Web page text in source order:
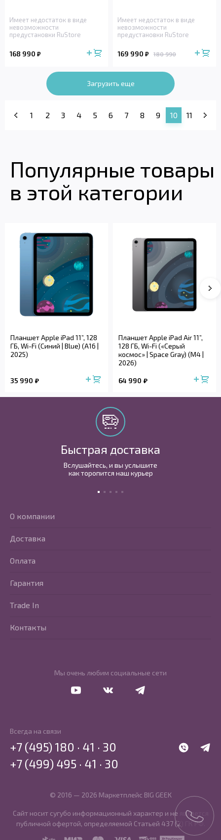
Имеет недостаток в виде
невозможности
предустановки RuStore
168 990 ₽
Имеет недостаток в виде
невозможности
предустановки RuStore
169 990 ₽ 180 990
Загрузить еще
1 2 3 4 5 6 7 8 9 10 11
Популярные товары
в этой категории
Планшет Apple iPad 11”, 128
ГБ, Wi-Fi (Синий | Blue) (A16 |
2025)
35 990
Планшет Apple iPad Air 11”,
128 ГБ, Wi-Fi («Серый
космос» | Space Gray) (M4 |
2026)
64 990
Быстрая доставка
Вслушайтесь, и вы услышите
как торопится наш курьер
Мы очень любим социальные сети
О компании
Доставка
Оплата
Гарантия
Trade In
Контакты
Всегда на связи
WhatsApp
+7 (495) 180 · 41 · 30
+7 (499) 495 · 41 · 30
© 2016 — 2026 Маркетплейс BIG GEEK
Сайт носит сугубо информационный характер и не является
публичной офертой, определяемой Статьей 437 (2) ГК РФ.
SBP
MIR MasterCard
Visa PCI DSS PayKeeper